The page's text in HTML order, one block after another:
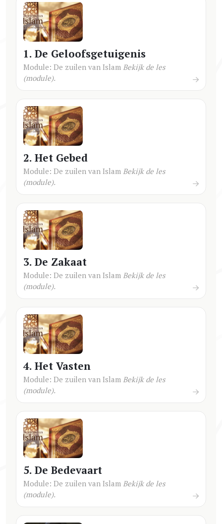
1. De Geloofsgetuigenis
Module: De zuilen van Islam Bekijk de les
(module).
2. Het Gebed
Module: De zuilen van Islam Bekijk de les
(module).
3. De Zakaat
Module: De zuilen van Islam Bekijk de les
(module).
4. Het Vasten
Module: De zuilen van Islam Bekijk de les
(module).
5. De Bedevaart
Module: De zuilen van Islam Bekijk de les
(module).